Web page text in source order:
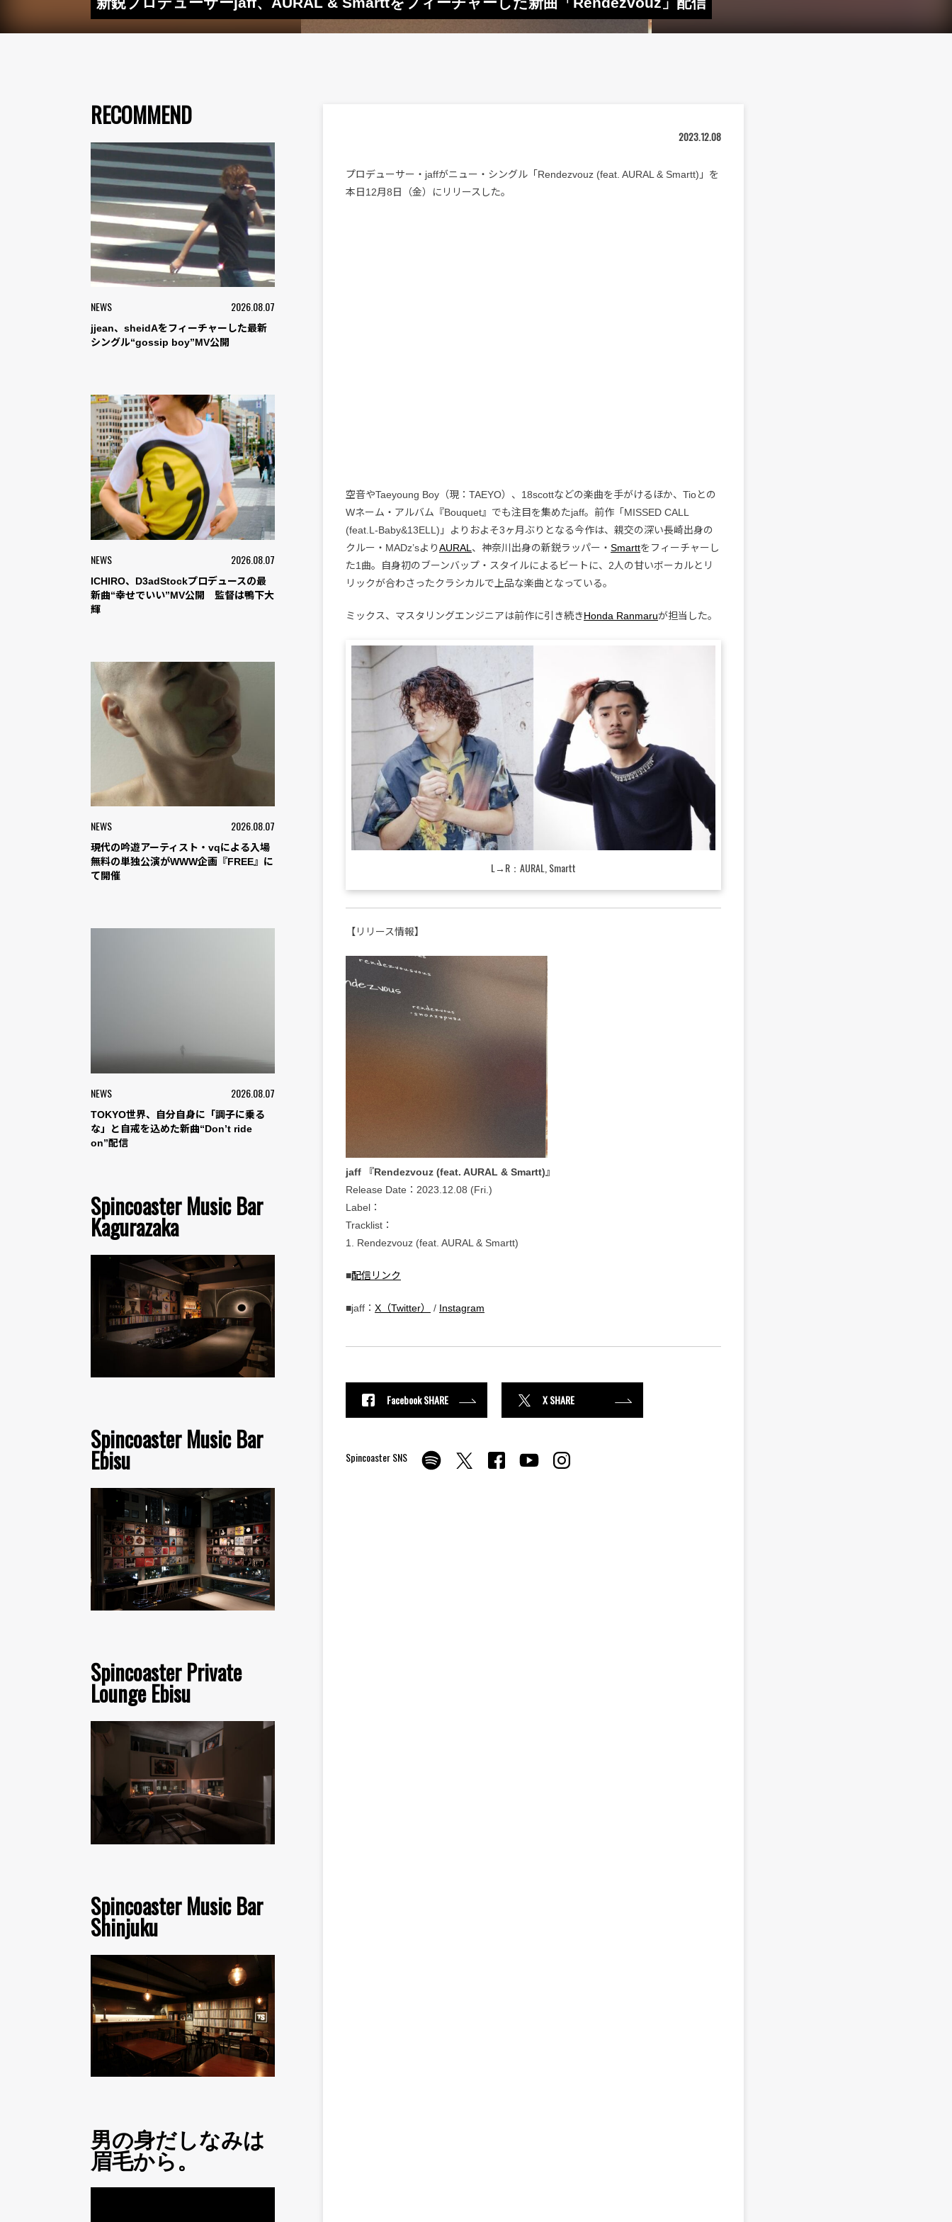
RECOMMEND
NEWS 2026.08.07
jjean、sheidAをフィーチャーした最新
シングル“gossip boy”MV公開
NEWS 2026.08.07
ICHIRO、D3adStockプロデュースの最
新曲“幸せでいい”MV公開 監督は鴨下大
輝
NEWS 2026.08.07
現代の吟遊アーティスト・vqによる入場
無料の単独公演がWWW企画『FREE』に
て開催
NEWS 2026.08.07
TOKYO世界、自分自身に「調子に乗る
な」と自戒を込めた新曲“Don’t ride
on”配信
Spincoaster Music Bar
Kagurazaka
Spincoaster Music Bar
Ebisu
Spincoaster Private
Lounge Ebisu
Spincoaster Music Bar
Shinjuku
男の身だしなみは
眉毛から。
2023.12.08
プロデューサー・jaffがニュー・シングル「Rendezvouz (feat. AURAL & Smartt)」を
本日12月8日（金）にリリースした。
空音やTaeyoung Boy（現：TAEYO）、18scottなどの楽曲を手がけるほか、Tioとの
Wネーム・アルバム『Bouquet』でも注目を集めたjaff。前作「MISSED CALL
(feat.L-Baby&13ELL)」よりおよそ3ヶ月ぶりとなる今作は、親交の深い長崎出身の
クルー・MADz’sよりAURAL 、神奈川出身の新鋭ラッパー・ Smarttをフィーチャーし
た1曲。自身初のブーンバップ・スタイルによるビートに、2人の甘いボーカルとリ
リックが合わさったクラシカルで上品な楽曲となっている。
ミックス、マスタリングエンジニアは前作に引き続きHonda Ranmaruが担当した。
L→R：AURAL, Smartt
【リリース情報】
jaff 『Rendezvouz (feat. AURAL & Smartt)』
Release Date：2023.12.08 (Fri.)
Label：
Tracklist：
1. Rendezvouz (feat. AURAL & Smartt)
■配信リンク
■jaff： X（Twitter） / Instagram
Facebook SHARE X SHARE
Spincoaster SNS